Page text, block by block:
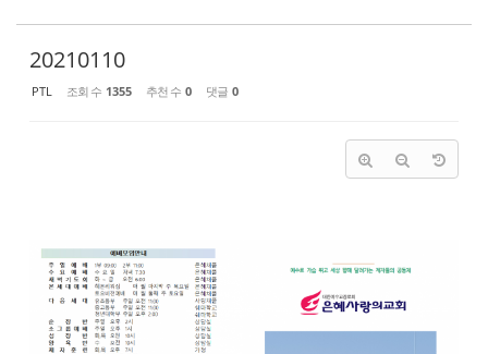
20210110
PTL 조회 수 1355 추천 수 0 댓글 0